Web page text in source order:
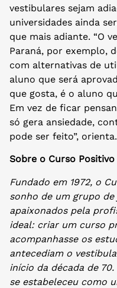
vestibulares sejam
universidades ainda
que mais adiante. “O
Paraná, por exemplo,
com alternativas de
aluno que será
que gosta, é o aluno
Em vez de ficar
só gera ansiedade,
pode ser feito”, orienta.
Sobre o Curso Positivo
Fundado em 1972, o
sonho de um grupo
apaixonados pela
ideal: criar um curso
acompanhasse os
antecediam o
início da década de
se estabeleceu como